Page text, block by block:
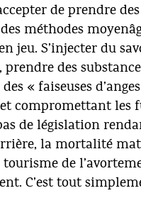
de prendre
méthodes
jeu. S’injecter du
des
« faiseuses
compromettant les
de législation
la mortalité
de
C’est tout